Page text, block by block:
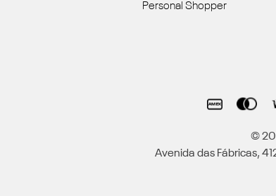
Personal Shopper
©
Avenida das Fábricas,